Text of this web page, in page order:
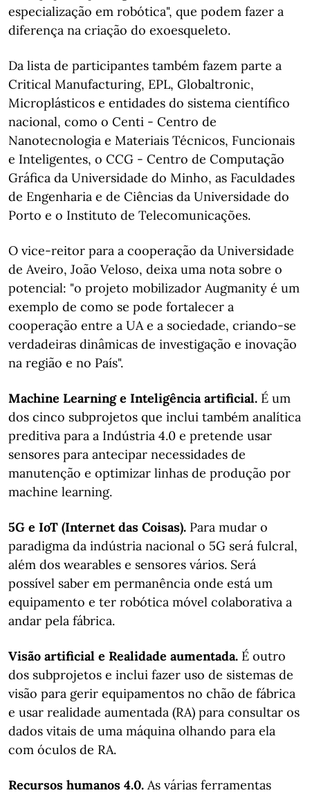
especialização em robótica", que podem fazer a
diferença na criação do exoesqueleto.
Da lista de participantes também fazem parte a
Critical Manufacturing, EPL, Globaltronic,
Microplásticos e entidades do sistema científico
nacional, como o Centi - Centro de
Nanotecnologia e Materiais Técnicos, Funcionais
e Inteligentes, o CCG - Centro de Computação
Gráfica da Universidade do Minho, as Faculdades
de Engenharia e de Ciências da Universidade do
Porto e o Instituto de Telecomunicações.
O vice-reitor para a cooperação da Universidade
de Aveiro, João Veloso, deixa uma nota sobre o
potencial: "o projeto mobilizador Augmanity é um
exemplo de como se pode fortalecer a
cooperação entre a UA e a sociedade, criando-se
verdadeiras dinâmicas de investigação e inovação
na região e no País".
Machine Learning e Inteligência artificial. É um
dos cinco subprojetos que inclui também analítica
preditiva para a Indústria 4.0 e pretende usar
sensores para antecipar necessidades de
manutenção e optimizar linhas de produção por
machine learning.
5G e IoT (Internet das Coisas). Para mudar o
paradigma da indústria nacional o 5G será fulcral,
além dos wearables e sensores vários. Será
possível saber em permanência onde está um
equipamento e ter robótica móvel colaborativa a
andar pela fábrica.
Visão artificial e Realidade aumentada. É outro
dos subprojetos e inclui fazer uso de sistemas de
visão para gerir equipamentos no chão de fábrica
e usar realidade aumentada (RA) para consultar os
dados vitais de uma máquina olhando para ela
com óculos de RA.
Recursos humanos 4.0. As várias ferramentas